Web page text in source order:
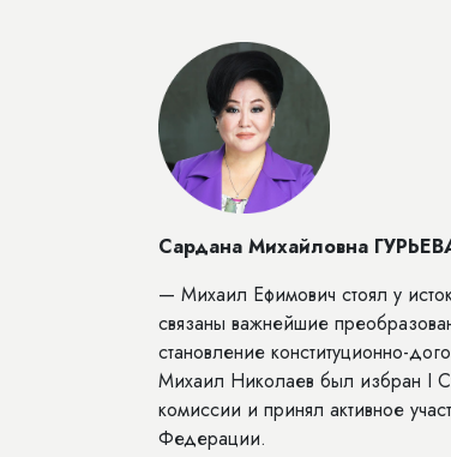
Сардана Михайловна
— Михаил Ефимович стоял у
связаны важнейшие
становление конституционно-­
Михаил Николаев был избран I
комиссии и принял активное
Федерации.